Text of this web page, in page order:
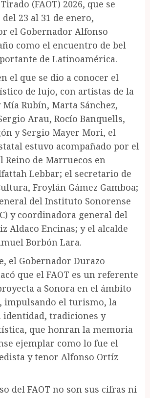
(FAOT) 2026, que se
23 al 31 de enero,
el Gobernador Alfonso
como el encuentro de bel
de Latinoamérica.
el que se dio a conocer el
de lujo, con artistas de la
Rubín, Marta Sánchez,
Arau, Rocío Banquells,
y Sergio Mayer Mori, el
estuvo acompañado por el
Reino de Marruecos en
Lebbar; el secretario de
Froylán Gámez Gamboa;
del Instituto Sonorense
y coordinadora general del
Aldaco Encinas; y el alcalde
Borbón Lara.
el Gobernador Durazo
que el FAOT es un referente
a Sonora en el ámbito
impulsando el turismo, la
identidad, tradiciones y
que honran la memoria
ejemplar como lo fue el
y tenor Alfonso Ortíz
del FAOT no son sus cifras ni